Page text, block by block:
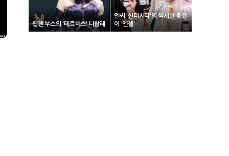
웹젠 부스의 '테르비스' 니왈레
엔씨 '신더시티'의 섹시한 총잡
이 '엔젤'